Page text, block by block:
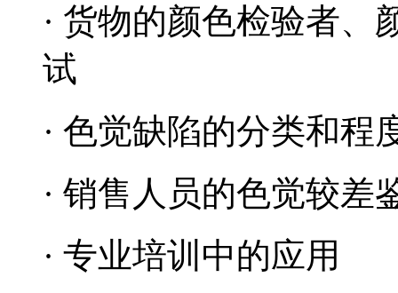
· 货物的颜色检验者、
试
· 色觉缺陷的分类和程
· 销售人员的色觉较差
· 专业培训中的应用